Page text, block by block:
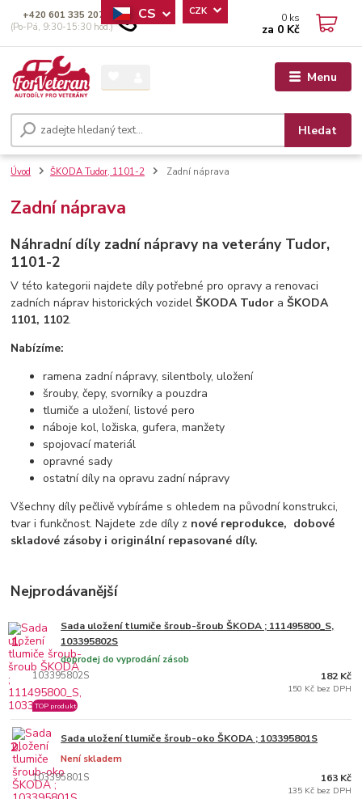
Menu
CS CZK
Hledat
+420 601 335 207
(Po-Pá, 9:30-15:30 hod.)
0 ks
za 0 Kč
Úvod ŠKODA Tudor, 1101-2 Zadní náprava
Zadní náprava
Náhradní díly zadní nápravy na veterány Tudor,
1101-2
V této kategorii najdete díly potřebné pro opravy a renovaci
zadních náprav historických vozidelŠKODA Tudor aŠKODA
1101, 1102.
Nabízíme:
ramena zadní nápravy, silentboly, uložení
šrouby, čepy, svorníky a pouzdra
tlumiče a uložení, listové pero
náboje kol, ložiska, gufera, manžety
spojovací materiál
opravné sady
ostatní díly na opravu zadní nápravy
Všechny díly pečlivě vybíráme s ohledem na původní konstrukci,
tvar i funkčnost. Najdete zde díly z nové reprodukce, dobové
skladové zásoby i originální repasované díly.
Nejprodávanější
1.
Sada uložení tlumiče šroub-šroub ŠKODA ; 111495800_S,
103395802S
103395802S
doprodej do vyprodání zásob
TOP produkt
182 Kč
150 Kč bez DPH
2. Sada uložení tlumiče šroub-oko ŠKODA ; 103395801S
103395801S
Není skladem
163 Kč
135 Kč bez DPH